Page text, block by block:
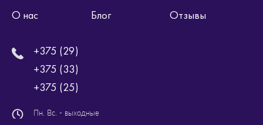
О нас
Блог Отзывы
+375 (29)
+375 (33)
+375 (25)
Пн. Вс. - выходные